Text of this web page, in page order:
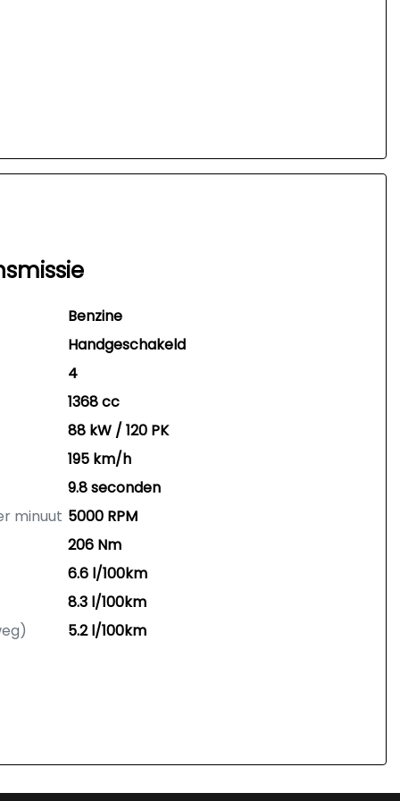
Benzine
Handgeschakeld
4
1368 cc
88 kW / 120 PK
195 km/h
9.8 seconden
minuut 5000 RPM
206 Nm
6.6 l/100km
8.3 l/100km
5.2 l/100km